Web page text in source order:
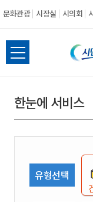
문화관광 시장실 시의회
전
체
뉴
열
한눈에 서비스
유형선택